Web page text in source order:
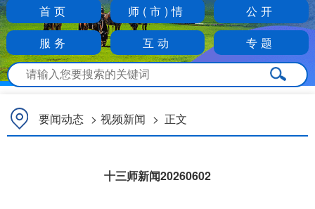
首页 师(市)情
公开
服务
互动 专题
要闻动态 > 视频新闻 > 正文
十三师新闻20260602